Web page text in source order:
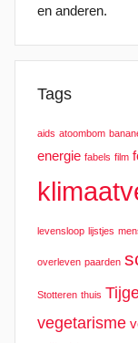
en anderen.
Tags
aids atoombom
energie fabels film
levensloop lijstjes
overleven paarden
Stotteren thuis
vegetarisme